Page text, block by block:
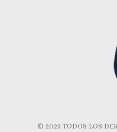
© 2023 TODOS LOS